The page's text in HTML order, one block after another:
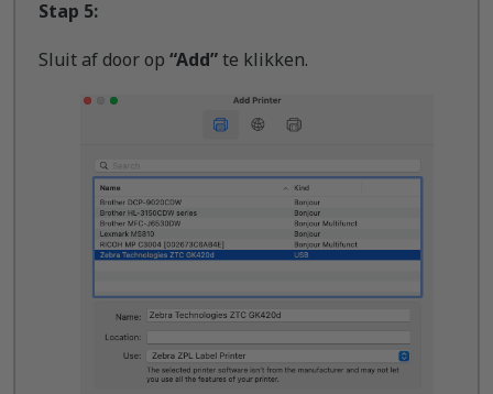
Stap 5:
Sluit af door op “Add”te klikken.